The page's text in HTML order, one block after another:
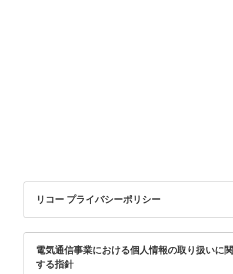
リコー プライバシーポリシー
電気通信事業における個人情報の取り扱いに関
する指針